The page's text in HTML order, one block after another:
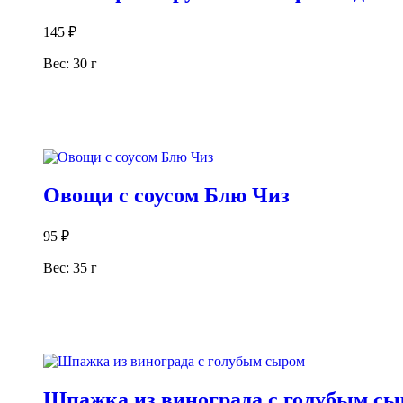
145 ₽
Вес: 30 г
Овощи с соусом Блю Чиз
95 ₽
Вес: 35 г